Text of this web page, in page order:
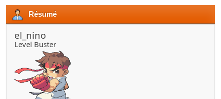
Résumé
el_nino
Level Buster